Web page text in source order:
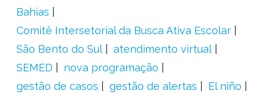
Bahias
Comitê Intersetorial da Busca Ativa Escolar
São Bento do Sul
atendimento virtual
SEMED
nova programação
gestão de casos
gestão de alertas
El niño